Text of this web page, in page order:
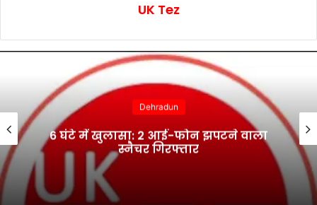
UK Tez
Dehradun
6 घंटे में खुलासा: 2 आई-फोन झपटने वाला
स्नैचर गिरफ्तार